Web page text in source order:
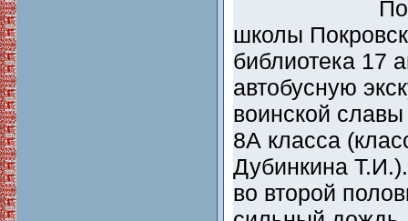
школы
библиотека 17
автобусную
воинской
8А класса
Дубинкина
во второй